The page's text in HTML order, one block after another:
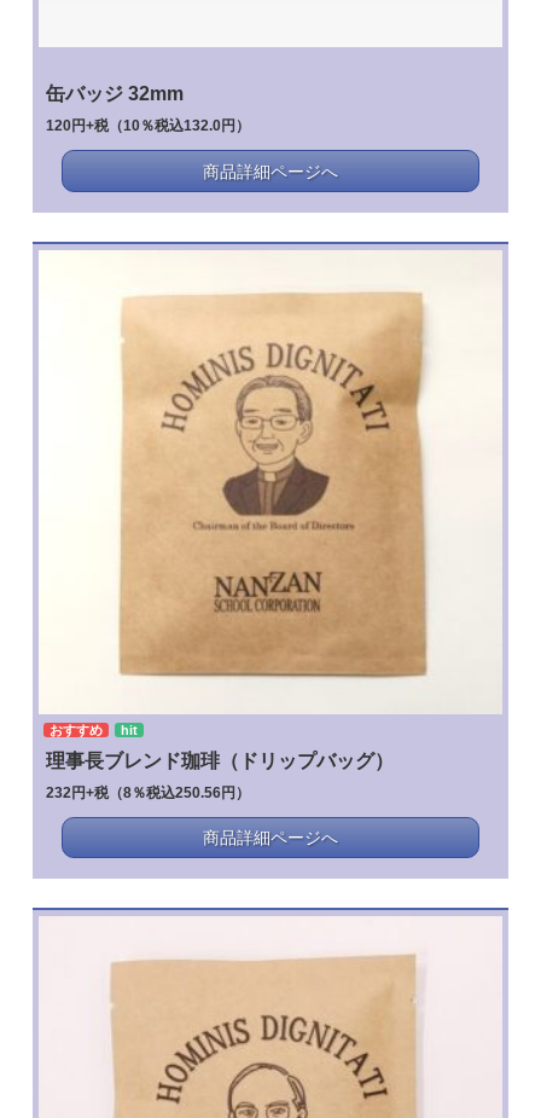
缶バッジ 32mm
120円+税（10％税込132.0円）
商品詳細ページへ
おすすめ hit
理事長ブレンド珈琲（ドリップバッグ）
232円+税（8％税込250.56円）
商品詳細ページへ